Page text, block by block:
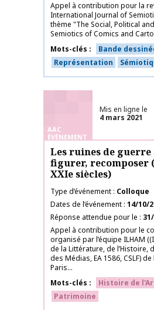
Appel à contribution pour la
International Journal of
thème "The Social, Political
Semiotics of Comics and
Mots-clés
Bande
Représentation
AAC
ÉVÉNEMENT
Mis en ligne le
4 mars 2021
Les ruines de
figurer, recomposer
XXIe siècles)
Type d’événement Colloque
Dates de l’événement 14/10/
Réponse attendue pour le
Appel à contribution pour le
organisé par l’équipe ILHAM
de la Littérature, de l’Histoire,
des Médias, EA 1586, CSLF)
Paris...
Mots-clés
Histoire de
Patrimoine